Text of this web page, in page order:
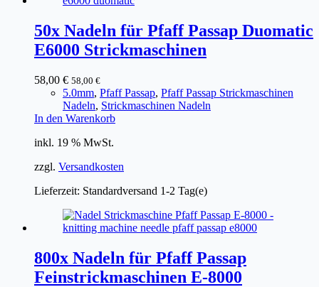
50x Nadeln für Pfaff Passap Duomatic
E6000 Strickmaschinen
58,00 € 58,00 €
5.0mm, Pfaff Passap, Pfaff Passap Strickmaschinen
Nadeln, Strickmaschinen Nadeln
In den Warenkorb
inkl. 19 % MwSt.
zzgl. Versandkosten
Lieferzeit: Standardversand 1-2 Tag(e)
800x Nadeln für Pfaff Passap
Feinstrickmaschinen E-8000